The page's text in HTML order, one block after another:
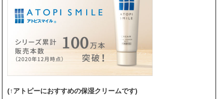
(↑アトピーにおすすめの保湿クリームです)